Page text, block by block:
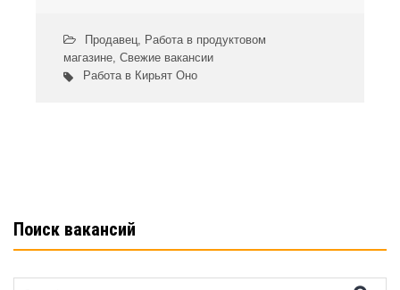
Продавец,
Работа в продуктовом
магазине, Свежие вакансии
Работа в Кирьят Оно
Поиск вакансий